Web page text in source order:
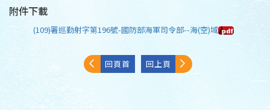
附件下載
(109)署巡勤射字第196號-國防部海軍司令部--海(空)域
回頁首 回上頁